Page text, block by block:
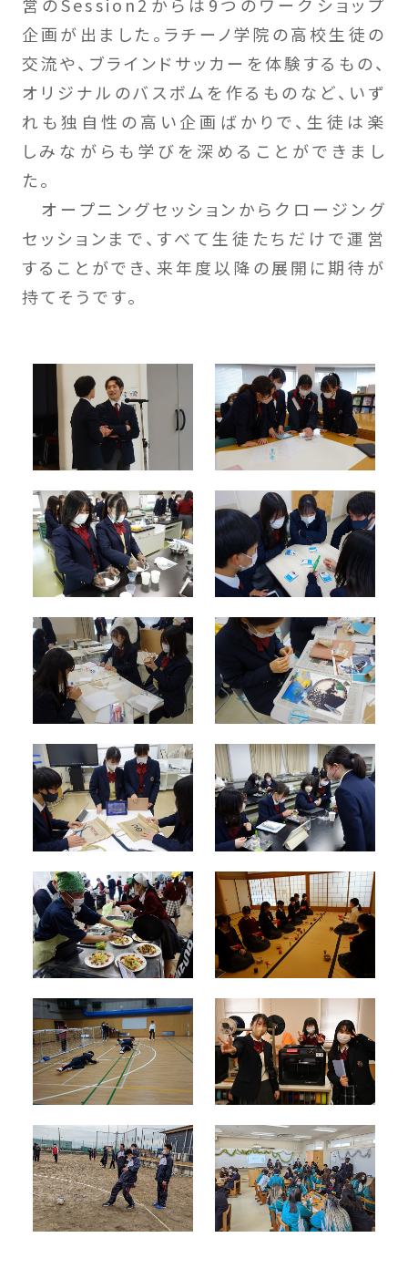
企画が出ました。ラチーノ学院の高校生徒の
交流や、ブラインドサッカーを体験するもの、
オリジナルのバスボムを作るものなど、いず
れも独自性の高い企画ばかりで、生徒は楽
しみながらも学びを深めることができまし
た。
オープニングセッションからクロージング
セッションまで、すべて生徒たちだけで運営
することができ、来年度以降の展開に期待が
持てそうです。